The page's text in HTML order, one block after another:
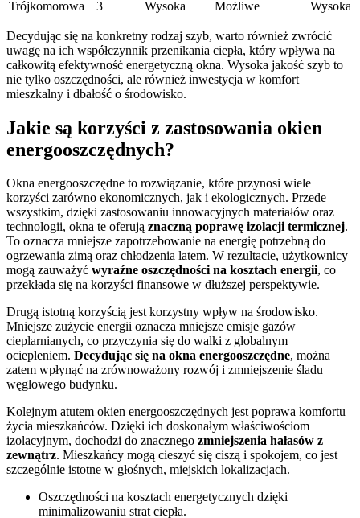
Trójkomorowa 3 Wysoka Możliwe Wysoka
Decydując się na konkretny rodzaj szyb, warto również zwrócić
uwagę na ich współczynnik przenikania ciepła, który wpływa na
całkowitą efektywność energetyczną okna. Wysoka jakość szyb to
nie tylko oszczędności, ale również inwestycja w komfort
mieszkalny i dbałość o środowisko.
Jakie są korzyści z zastosowania okien
energooszczędnych?
Okna energooszczędne to rozwiązanie, które przynosi wiele
korzyści zarówno ekonomicznych, jak i ekologicznych. Przede
wszystkim, dzięki zastosowaniu innowacyjnych materiałów oraz
technologii, okna te oferują znaczną poprawę izolacji termicznej.
To oznacza mniejsze zapotrzebowanie na energię potrzebną do
ogrzewania zimą oraz chłodzenia latem. W rezultacie, użytkownicy
mogą zauważyć wyraźne oszczędności na kosztach energii, co
przekłada się na korzyści finansowe w dłuższej perspektywie.
Drugą istotną korzyścią jest korzystny wpływ na środowisko.
Mniejsze zużycie energii oznacza mniejsze emisje gazów
cieplarnianych, co przyczynia się do walki z globalnym
ociepleniem. Decydując się na okna energooszczędne, można
zatem wpłynąć na zrównoważony rozwój i zmniejszenie śladu
węglowego budynku.
Kolejnym atutem okien energooszczędnych jest poprawa komfortu
życia mieszkańców. Dzięki ich doskonałym właściwościom
izolacyjnym, dochodzi do znacznego zmniejszenia hałasów z
zewnątrz. Mieszkańcy mogą cieszyć się ciszą i spokojem, co jest
szczególnie istotne w głośnych, miejskich lokalizacjach.
Oszczędności na kosztach energetycznych dzięki
minimalizowaniu strat ciepła.